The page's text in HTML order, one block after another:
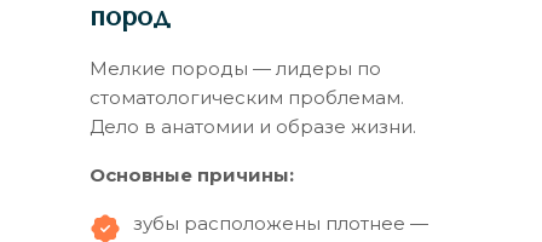
пород
Мелкие породы — лидеры по
стоматологическим проблемам.
Дело в анатомии и образе жизни.
Основные причины:
зубы расположены плотнее —